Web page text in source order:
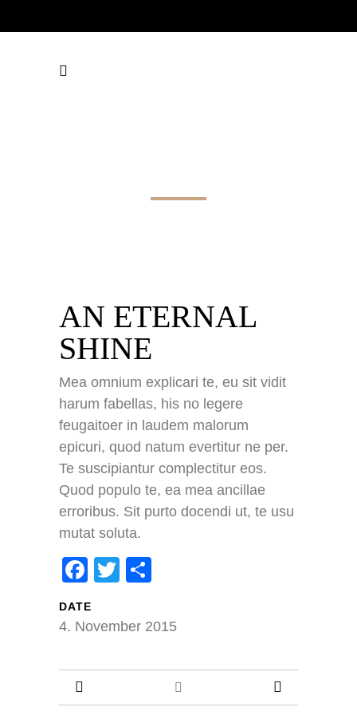
AN ETERNAL
SHINE
Mea omnium explicari te, eu sit vidit
harum fabellas, his no legere
feugaitoer in laudem malorum
epicuri, quod natum evertitur ne per.
Te suscipiantur complectitur eos.
Quod populo te, ea mea ancillae
erroribus. Sit purto docendi ut, te usu
mutat soluta.
Facebook
Twitter
DATE
4. November 2015
impressum
datenschutz
kontakt
COUNT PER DAY
48596Besucher gesamt:
34Besucher heute:
55Besucher gestern:
16. Februar 2018